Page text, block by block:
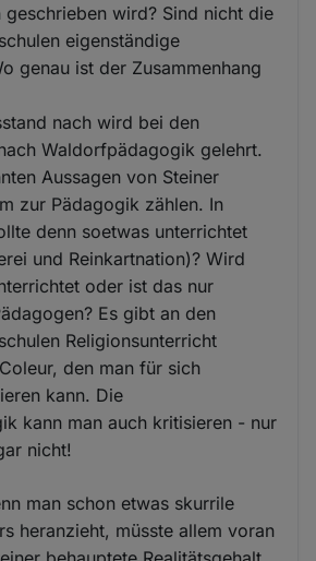
geschrieben wird? Sind nicht die
eigenständige
genau ist der Zusammenhang
nach wird bei den
Waldorfpädagogik gelehrt.
Aussagen von Steiner
zur Pädagogik zählen. In
denn soetwas unterrichtet
und Reinkartnation)? Wird
oder ist das nur
Es gibt an den
Religionsunterricht
den man für sich
kann. Die
kann man auch kritisieren - nur
nicht!
man schon etwas skurrile
heranzieht, müsste allem voran